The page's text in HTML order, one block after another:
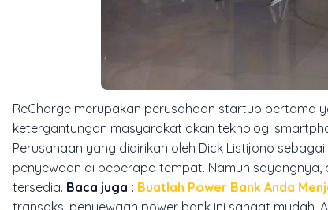
ReCharge merupakan perusahaan startup pertama
ketergantungan masyarakat akan teknologi
Perusahaan yang didirikan oleh Dick Listijono
penyewaan di beberapa tempat. Namun
tersedia. Baca juga : Buatlah Power Bank Anda
transaksi penyewaan power bank ini sangat mudah,